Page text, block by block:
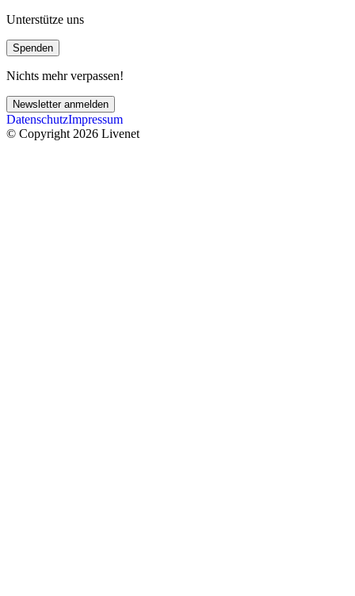
Unterstütze uns
Spenden
Nichts mehr verpassen!
Newsletter anmelden
DatenschutzImpressum
© Copyright 2026 Livenet